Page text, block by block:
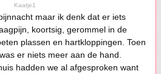
Kaatje1
maar ik denk dat er iets
koortsig, gerommel in de
plassen en hartkloppingen. Toen
er niets meer aan de hand.
hadden we al afgesproken want